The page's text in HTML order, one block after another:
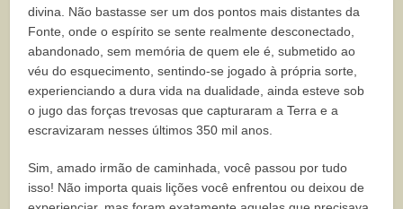
divina. Não bastasse ser um dos pontos mais distantes da
Fonte, onde o espírito se sente realmente desconectado,
abandonado, sem memória de quem ele é, submetido ao
véu do esquecimento, sentindo-se jogado à própria sorte,
experienciando a dura vida na dualidade, ainda esteve sob
o jugo das forças trevosas que capturaram a Terra e a
escravizaram nesses últimos 350 mil anos.
Sim, amado irmão de caminhada, você passou por tudo
isso! Não importa quais lições você enfrentou ou deixou de